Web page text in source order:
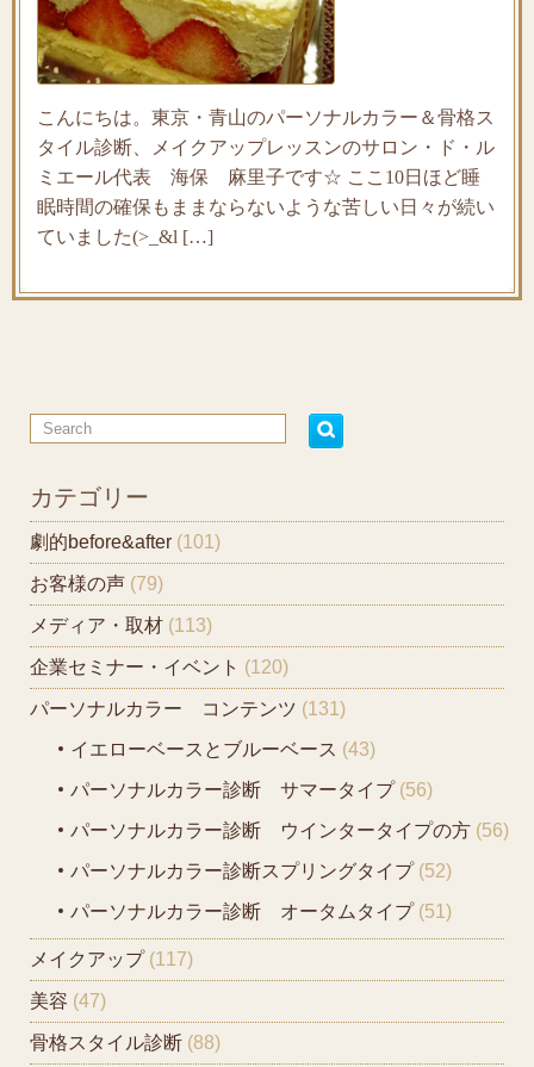
こんにちは。東京・青山のパーソナルカラー＆骨格ス
タイル診断、メイクアップレッスンのサロン・ド・ル
ミエール代表 海保 麻里子です☆ ここ10日ほど睡
眠時間の確保もままならないような苦しい日々が続い
ていました(>_&l […]
カテゴリー
劇的before&after (101)
お客様の声 (79)
メディア・取材 (113)
企業セミナー・イベント (120)
パーソナルカラー コンテンツ (131)
イエローベースとブルーベース (43)
パーソナルカラー診断 サマータイプ(56)
パーソナルカラー診断 ウインタータイプの方 (56)
パーソナルカラー診断スプリングタイプ(52)
パーソナルカラー診断 オータムタイプ(51)
メイクアップ(117)
美容 (47)
骨格スタイル診断 (88)